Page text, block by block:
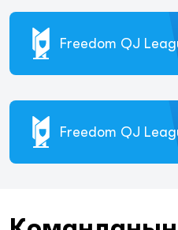
Freedom QJ
Freedom QJ